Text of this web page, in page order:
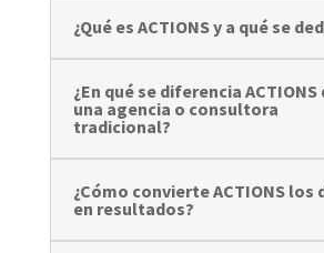
¿Qué es ACTIONS y a qué se
¿En qué se diferencia ACTIONS
una agencia o consultora
tradicional?
¿Cómo convierte ACTIONS los
en resultados?